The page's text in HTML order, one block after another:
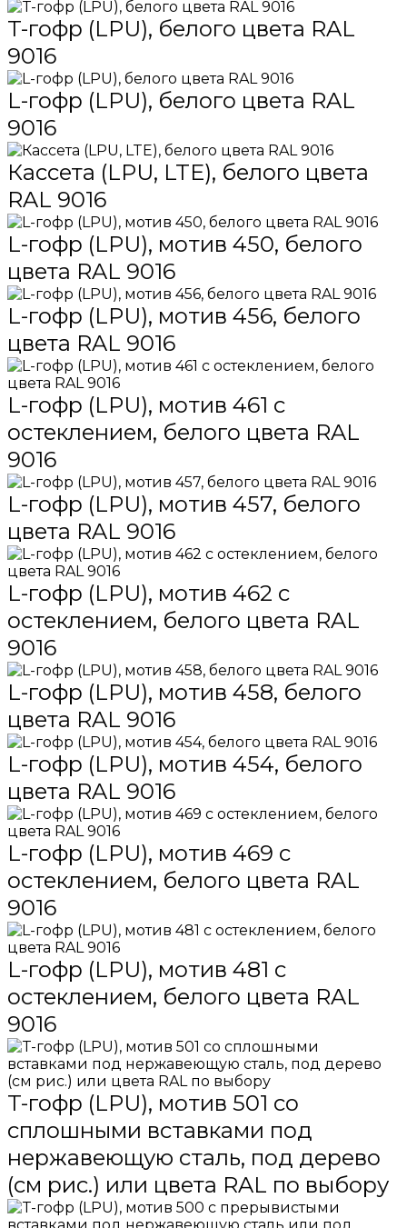
T-гофр (LPU), белого цвета RAL
9016
L-гофр (LPU), белого цвета RAL
9016
Кассета (LPU, LTE), белого цвета
RAL 9016
L-гофр (LPU), мотив 450, белого
цвета RAL 9016
L-гофр (LPU), мотив 456, белого
цвета RAL 9016
L-гофр (LPU), мотив 461 с
остеклением, белого цвета RAL
9016
L-гофр (LPU), мотив 457, белого
цвета RAL 9016
L-гофр (LPU), мотив 462 с
остеклением, белого цвета RAL
9016
L-гофр (LPU), мотив 458, белого
цвета RAL 9016
L-гофр (LPU), мотив 454, белого
цвета RAL 9016
L-гофр (LPU), мотив 469 с
остеклением, белого цвета RAL
9016
L-гофр (LPU), мотив 481 с
остеклением, белого цвета RAL
9016
T-гофр (LPU), мотив 501 со
сплошными вставками под
нержавеющую сталь, под дерево
(см рис.) или цвета RAL по выбору